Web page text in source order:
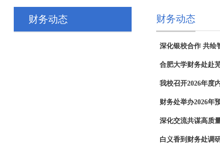
财务动态 财务动态
深化银校合作 共绘
合肥大学财务处赴
我校召开2026年度
财务处举办2026年
深化交流共谋高质
白义香到财务处调